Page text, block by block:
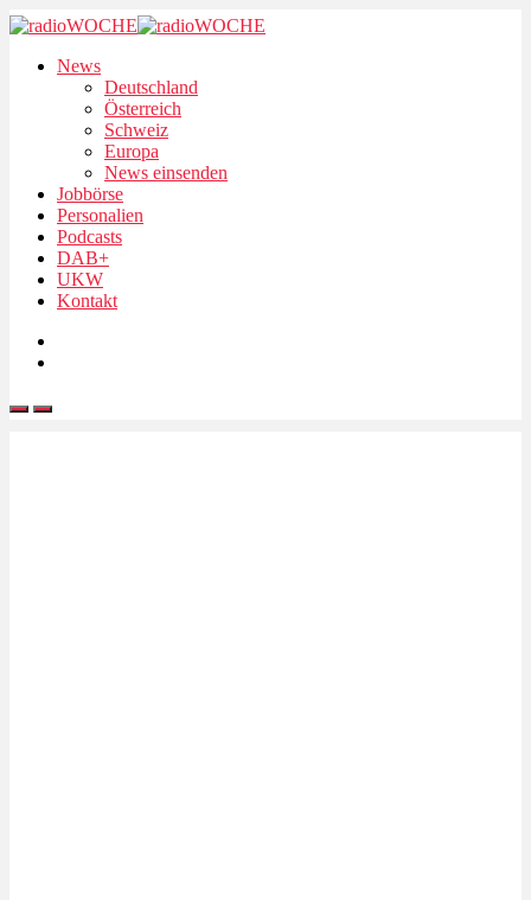
News
Deutschland
Österreich
Schweiz
Europa
News einsenden
Jobbörse
Personalien
Podcasts
DAB+
UKW
Kontakt